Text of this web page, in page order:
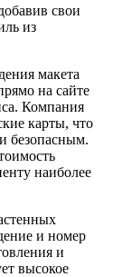
свои
из
макета
на сайте
Компания
карты, что
безопасным.
наиболее
и номер
и
высокое